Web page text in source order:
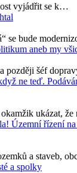
vyjádřit se k…
se bude
aneb my
později šéf
ne teď.
ukázat,
Územní řízení
a staveb,
a spolky